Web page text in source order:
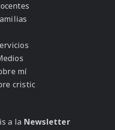
mí
cristic
a la Newsletter